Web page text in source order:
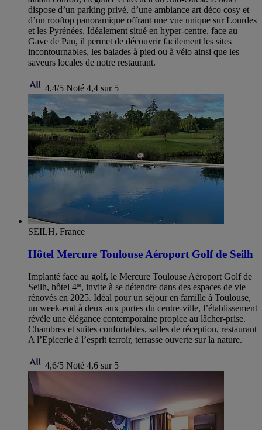
dispose d’un parking privé, d’une ambiance art déco cosy et
d’un rooftop panoramique offrant une vue unique sur Lourdes
et les Pyrénées. Idéalement situé en hyper-centre, face au
Gave de Pau, il permet de découvrir facilement les sites
incontournables, les balades à pied ou à vélo ainsi que les
saveurs locales de notre restaurant.
4,4/5 Noté 4,4 sur 5
SEILH, France
Hôtel Mercure Toulouse Aéroport Golf de Seilh
Implanté face au golf, le Mercure Toulouse Aéroport Golf de
Seilh, hôtel 4*, invite à se détendre dans des espaces de vie
rénovés en 2025. Idéal pour un séjour en famille à Toulouse,
un week-end à deux aux portes du centre-ville, l’établissement
révèle une élégance contemporaine propice au lâcher-prise.
Chambres et suites confortables, salles de réception, restaurant
A l’Epicerie à l’esprit terroir, terrasse ouverte sur la nature.
4,6/5 Noté 4,6 sur 5